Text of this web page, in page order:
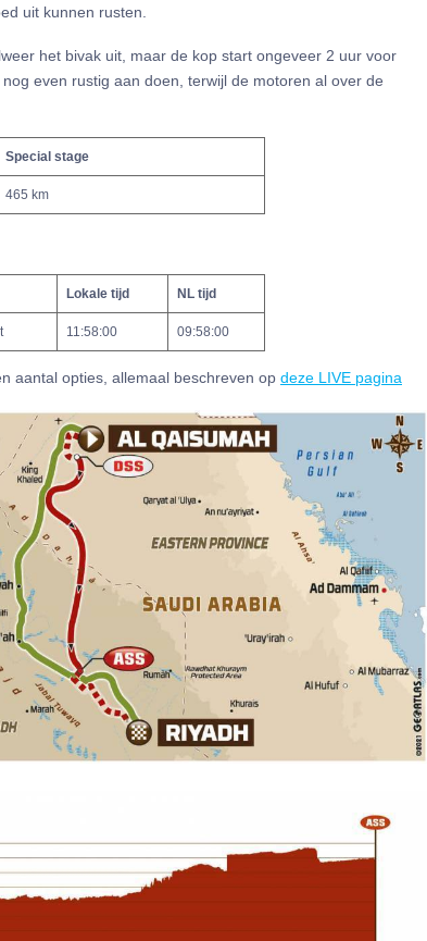
uit kunnen rusten.
het bivak uit, maar de kop start ongeveer 2 uur voor
even rustig aan doen, terwijl de motoren al over de
Special stage
465 km
Lokale tijd NL tijd
11:58:00 09:58:00
aantal opties, allemaal beschreven op deze LIVE pagina